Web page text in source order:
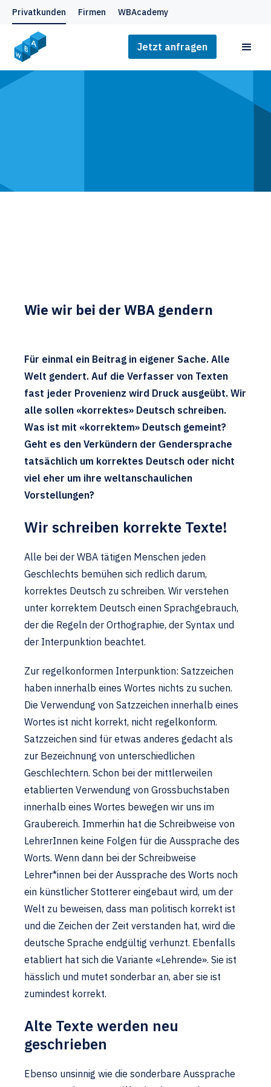
Privatkunden Firmen WBAcademy
Jetzt anfragen
Wie wir bei der WBA gendern
Für einmal ein Beitrag in eigener Sache. Alle
Welt gendert. Auf die Verfasser von Texten
fast jeder Provenienz wird Druck ausgeübt. Wir
alle sollen «korrektes» Deutsch schreiben.
Was ist mit «korrektem» Deutsch gemeint?
Geht es den Verkündern der Gendersprache
tatsächlich um korrektes Deutsch oder nicht
viel eher um ihre weltanschaulichen
Vorstellungen?
Wir schreiben korrekte Texte!
Alle bei der WBA tätigen Menschen jeden
Geschlechts bemühen sich redlich darum,
korrektes Deutsch zu schreiben. Wir verstehen
unter korrektem Deutsch einen Sprachgebrauch,
der die Regeln der Orthographie, der Syntax und
der Interpunktion beachtet.
Zur regelkonformen Interpunktion: Satzzeichen
haben innerhalb eines Wortes nichts zu suchen.
Die Verwendung von Satzzeichen innerhalb eines
Wortes ist nicht korrekt, nicht regelkonform.
Satzzeichen sind für etwas anderes gedacht als
zur Bezeichnung von unterschiedlichen
Geschlechtern. Schon bei der mittlerweilen
etablierten Verwendung von Grossbuchstaben
innerhalb eines Wortes bewegen wir uns im
Graubereich. Immerhin hat die Schreibweise von
LehrerInnen keine Folgen für die Aussprache des
Worts. Wenn dann bei der Schreibweise
Lehrer*innen bei der Aussprache des Worts noch
ein künstlicher Stotterer eingebaut wird, um der
Welt zu beweisen, dass man politisch korrekt ist
und die Zeichen der Zeit verstanden hat, wird die
deutsche Sprache endgültig verhunzt. Ebenfalls
etabliert hat sich die Variante «Lehrende». Sie ist
hässlich und mutet sonderbar an, aber sie ist
zumindest korrekt.
Alte Texte werden neu
geschrieben
Ebenso unsinnig wie die sonderbare Aussprache